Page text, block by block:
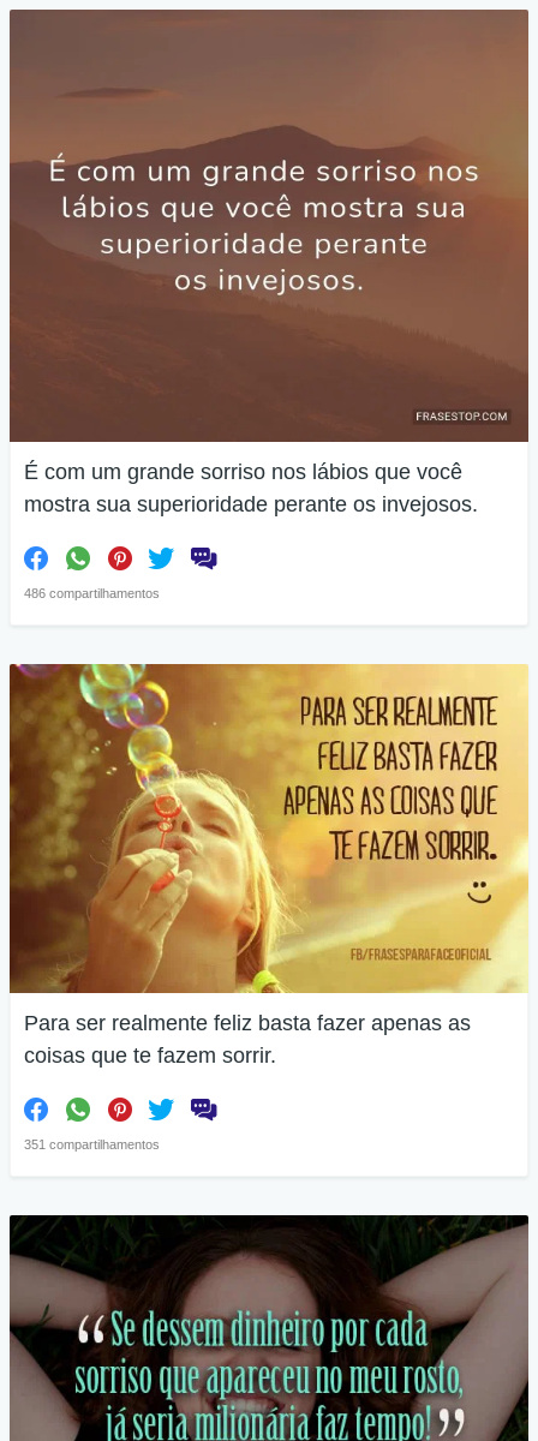
É com um grande sorriso nos lábios que você
mostra sua superioridade perante os invejosos.
486 compartilhamentos
Para ser realmente feliz basta fazer apenas as
coisas que te fazem sorrir.
351 compartilhamentos